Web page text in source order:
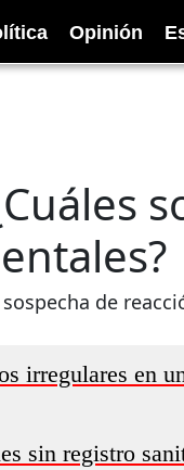
Opinión
de
irregulares en
sin registro